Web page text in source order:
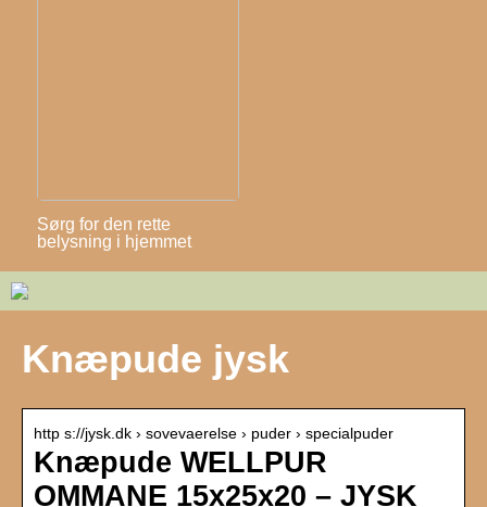
Sørg for den rette
belysning i hjemmet
Knæpude jysk
http s://jysk.dk › sovevaerelse › puder › specialpuder
Knæpude WELLPUR
OMMANE 15x25x20 – JYSK